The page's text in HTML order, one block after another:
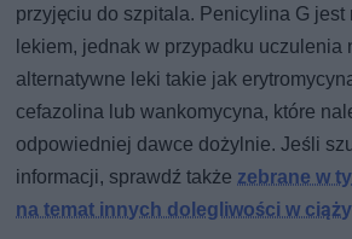
przyjęciu do szpitala. Penicylina G jest
lekiem, jednak w przypadku uczulenia
alternatywne leki takie jak
cefazolina lub wankomycyna, które
odpowiedniej dawce dożylnie. Jeśli
informacji, sprawdź także zebrane w
na temat innych dolegliwości w ciąży